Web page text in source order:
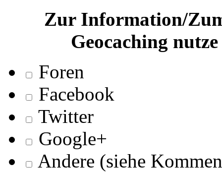
Zur Information/
Geocaching
Foren
Facebook
Twitter
Google+
Andere (siehe